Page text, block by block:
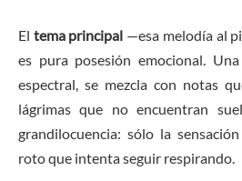
El tema principal —esa melodía al
es pura posesión emocional.
espectral, se mezcla con notas
lágrimas que no encuentran
grandilocuencia: sólo la
roto que intenta seguir respirando.